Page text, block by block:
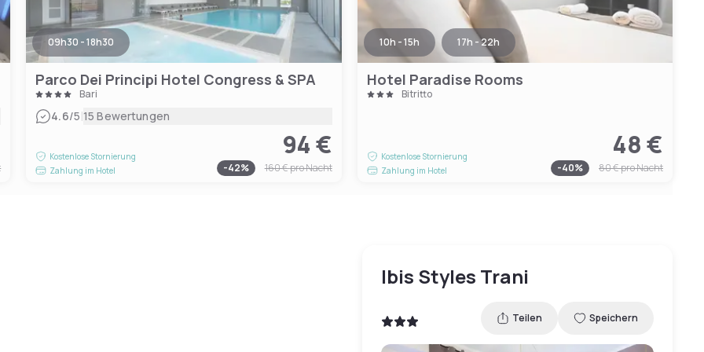
09h30 - 18h30
Parco Dei Principi Hotel Congress & SPA
Bari
4.6/5|15 Bewertungen
Kostenlose Stornierung
Zahlung im Hotel
94 €
-42% 160 €pro Nacht
10h - 15h 17h - 22h
Hotel Paradise Rooms
Bitritto
Kostenlose Stornierung
Zahlung im Hotel
48 €
-40% 80 €pro Nacht
Ibis Styles Trani
Teilen Speichern